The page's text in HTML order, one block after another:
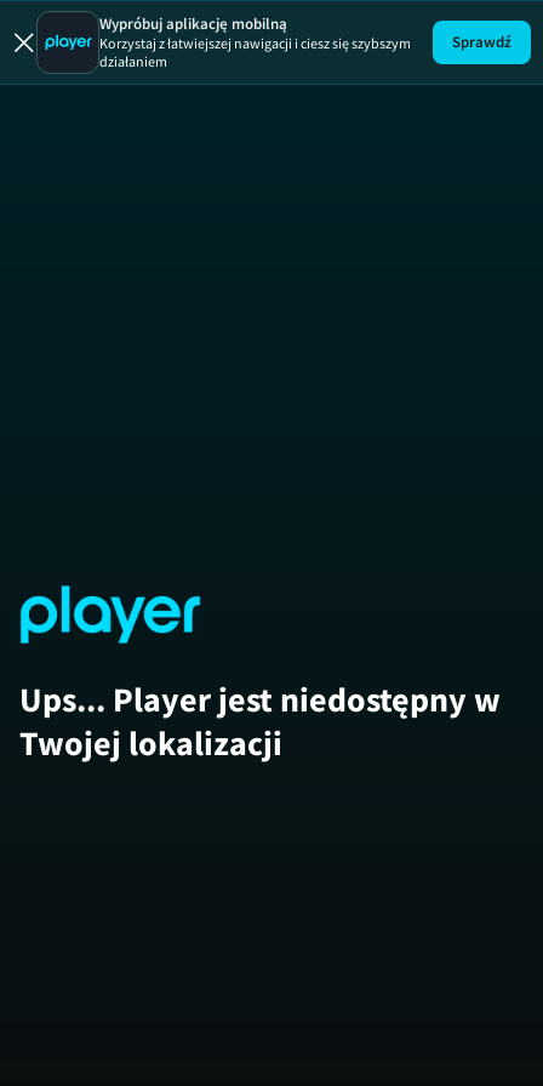
Wypróbuj aplikację mobilną
Korzystaj z łatwiejszej nawigacji i ciesz się szybszym
działaniem
Sprawdź
Ups... Player jest niedostępny w
Twojej lokalizacji